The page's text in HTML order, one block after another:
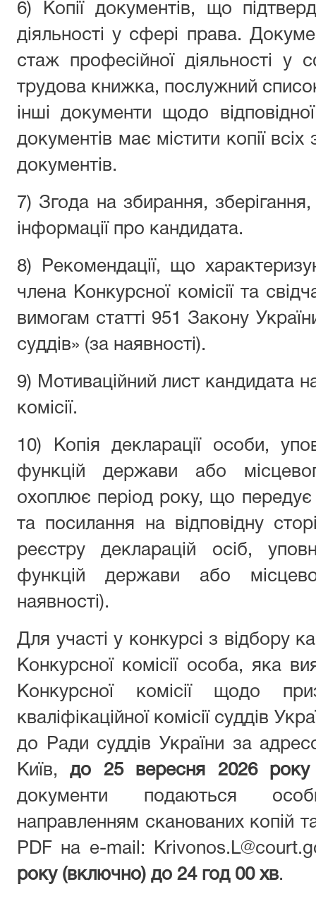
6) Копії документів, що
діяльності у сфері права.
стаж професійної діяльності у
трудова книжка, послужний
інші документи щодо
документів має містити копії
документів.
7) Згода на збирання,
інформації про кандидата.
8) Рекомендації, що
члена Конкурсної комісії та
вимогам статті 951 Закону
суддів» (за наявності).
9) Мотиваційний лист кандидата
комісії.
10) Копія декларації особи,
функцій держави або
охоплює період року, що
та посилання на відповідну
реєстру декларацій осіб,
функцій держави або
наявності).
Для участі у конкурсі з відбору
Конкурсної комісії особа, яка
Конкурсної комісії щодо
кваліфікаційної комісії суддів
до Ради суддів України за
Київ,до 25вересня 2026
документи подаються
направленням сканованих копій
PDF на e-mail:
року (включно) до 24 год 00 хв.